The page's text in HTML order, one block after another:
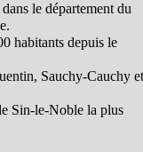
le département du
habitants depuis le
Sauchy-Cauchy et
Sin-le-Noble la plus